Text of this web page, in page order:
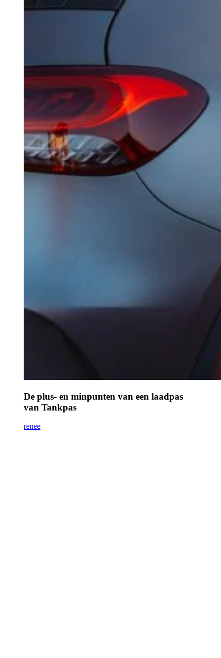
De plus- en minpunten van een laadpas
van Tankpas
renee